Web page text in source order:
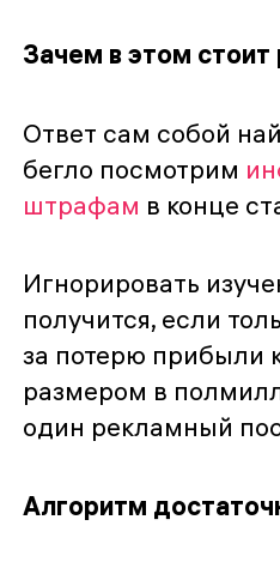
Зачем в этом стоит
Ответ сам собой
бегло посмотрим
штрафам в конце
Игнорировать
получится, если
за потерю прибыли
размером в
один рекламный
Алгоритм